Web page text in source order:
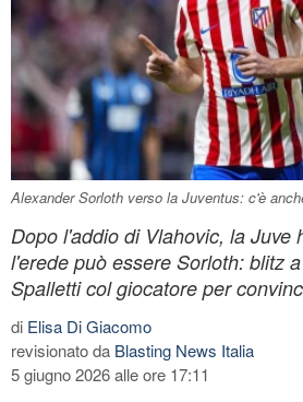
Alexander Sorloth verso la Juventus: c'è
Dopo l'addio di Vlahovic, la Juve
l'erede può essere Sorloth: blitz
Spalletti col giocatore per
di Elisa Di Giacomo
revisionato da Blasting News Italia
5 giugno 2026 alle ore 17:11